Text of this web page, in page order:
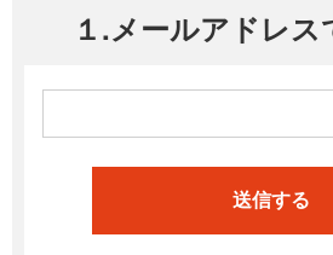
１.メールアドレス
送信する